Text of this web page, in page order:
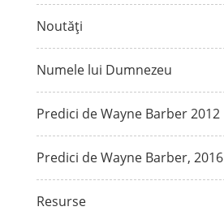
Noutăți
Numele lui Dumnezeu
Predici de Wayne Barber 2012
Predici de Wayne Barber, 2016
Resurse